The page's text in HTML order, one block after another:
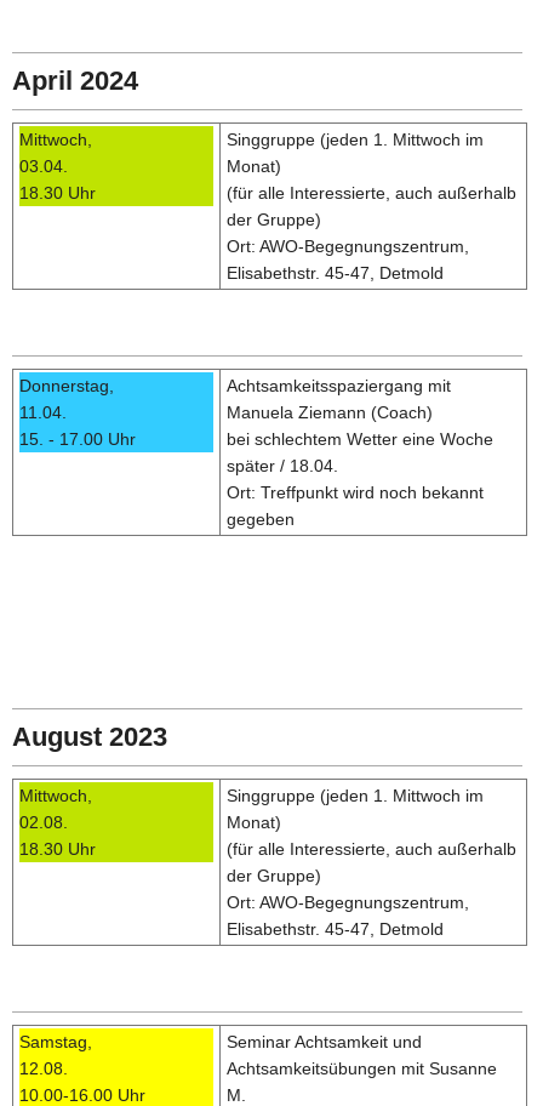
April 2024
Mittwoch,
03.04.
18.30 Uhr
Singgruppe (jeden 1. Mittwoch im
Monat)
(für alle Interessierte, auch außerhalb
der Gruppe)
Ort: AWO-Begegnungszentrum,
Elisabethstr. 45-47, Detmold
Donnerstag,
11.04.
15. - 17.00 Uhr
Achtsamkeitsspaziergang mit
Manuela Ziemann (Coach)
bei schlechtem Wetter eine Woche
später / 18.04.
Ort: Treffpunkt wird noch bekannt
gegeben
August 2023
Mittwoch,
02.08.
18.30 Uhr
Singgruppe (jeden 1. Mittwoch im
Monat)
(für alle Interessierte, auch außerhalb
der Gruppe)
Ort: AWO-Begegnungszentrum,
Elisabethstr. 45-47, Detmold
Samstag,
12.08.
10.00-16.00 Uhr
Seminar Achtsamkeit und
Achtsamkeitsübungen mit Susanne
M.